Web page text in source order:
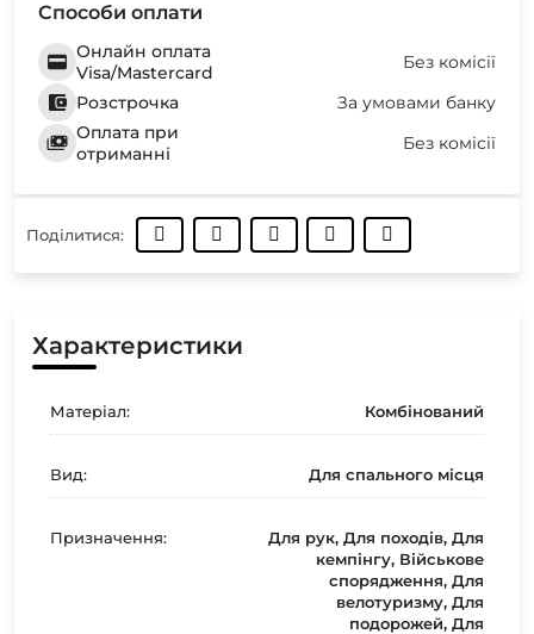
Способи оплати
Онлайн оплата
Visa/Mastercard
Без комісії
Розстрочка
За умовами банку
Оплата при
отриманні
Без комісії
Поділитися:
Характеристики
Матеріал: Комбінований
Вид: Для спального місця
Призначення:
Для рук, Для походів, Для
кемпінгу, Військове
спорядження, Для
велотуризму, Для
подорожей, Для